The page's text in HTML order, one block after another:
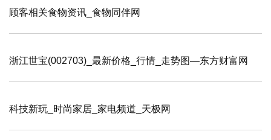
顾客相关食物资讯_食物同伴网
浙江世宝(002703)_最新价格_行情_走势图—东方财富网
科技新玩_时尚家居_家电频道_天极网